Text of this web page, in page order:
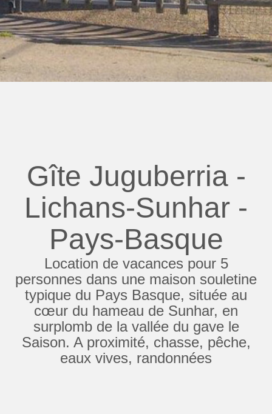
Gîte Juguberria -
Lichans-Sunhar -
Pays-Basque
Location de vacances pour 5
personnes dans une maison souletine
typique du Pays Basque, située au
cœur du hameau de Sunhar, en
surplomb de la vallée du gave le
Saison. A proximité, chasse, pêche,
eaux vives, randonnées